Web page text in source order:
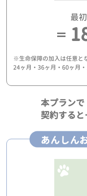
最
※生命保障の加入は任意と
24ヶ月・36ヶ月・60ヶ月
本プランで
契約する
あんしん